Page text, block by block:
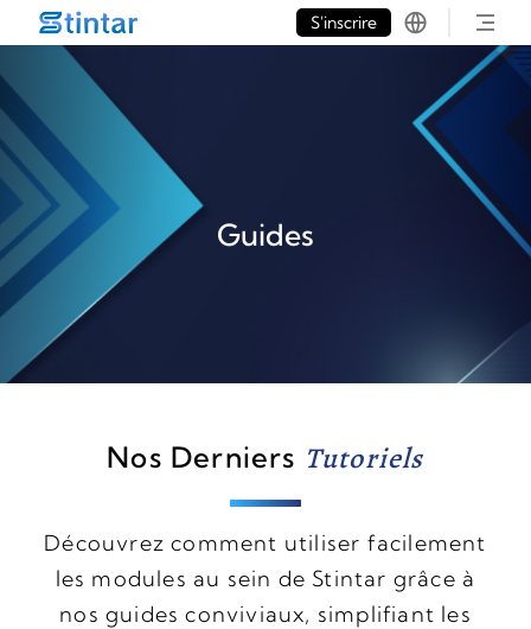
put google tag in file
S'inscrire
Guides
Nos Derniers Tutoriels
Découvrez comment utiliser facilement
les modules au sein de Stintar grâce à
nos guides conviviaux, simplifiant les